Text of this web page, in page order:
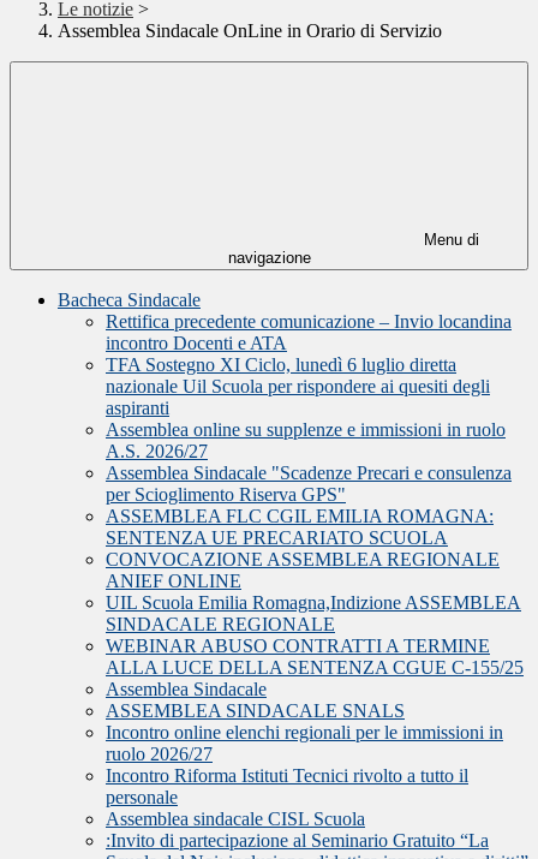
Le notizie >
Assemblea Sindacale OnLine in Orario di Servizio
Menu di
navigazione
Bacheca Sindacale
Rettifica precedente comunicazione – Invio locandina
incontro Docenti e ATA
TFA Sostegno XI Ciclo, lunedì 6 luglio diretta
nazionale Uil Scuola per rispondere ai quesiti degli
aspiranti
Assemblea online su supplenze e immissioni in ruolo
A.S. 2026/27
Assemblea Sindacale "Scadenze Precari e consulenza
per Scioglimento Riserva GPS"
ASSEMBLEA FLC CGIL EMILIA ROMAGNA:
SENTENZA UE PRECARIATO SCUOLA
CONVOCAZIONE ASSEMBLEA REGIONALE
ANIEF ONLINE
UIL Scuola Emilia Romagna,Indizione ASSEMBLEA
SINDACALE REGIONALE
WEBINAR ABUSO CONTRATTI A TERMINE
ALLA LUCE DELLA SENTENZA CGUE C‑155/25
Assemblea Sindacale
ASSEMBLEA SINDACALE SNALS
Incontro online elenchi regionali per le immissioni in
ruolo 2026/27
Incontro Riforma Istituti Tecnici rivolto a tutto il
personale
Assemblea sindacale CISL Scuola
:Invito di partecipazione al Seminario Gratuito “La